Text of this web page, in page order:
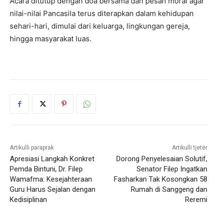
nilai-nilai Pancasila terus diterapkan dalam kehidupan
sehari-hari, dimulai dari keluarga, lingkungan gereja,
hingga masyarakat luas.
Artikulli paraprak
Apresiasi Langkah Konkret
Pemda Bintuni, Dr. Filep
Wamafma: Kesejahteraan
Guru Harus Sejalan dengan
Kedisiplinan
Artikulli tjetër
Dorong Penyelesaian Solutif,
Senator Filep Ingatkan
Fasharkan Tak Kosongkan 58
Rumah di Sanggeng dan
Reremi